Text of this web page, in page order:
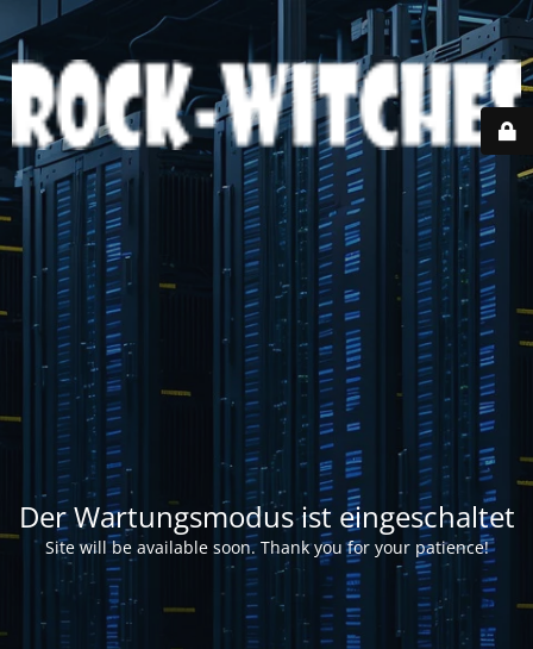
Der Wartungsmodus ist eingeschaltet
Site will be available soon. Thank you for your patience!